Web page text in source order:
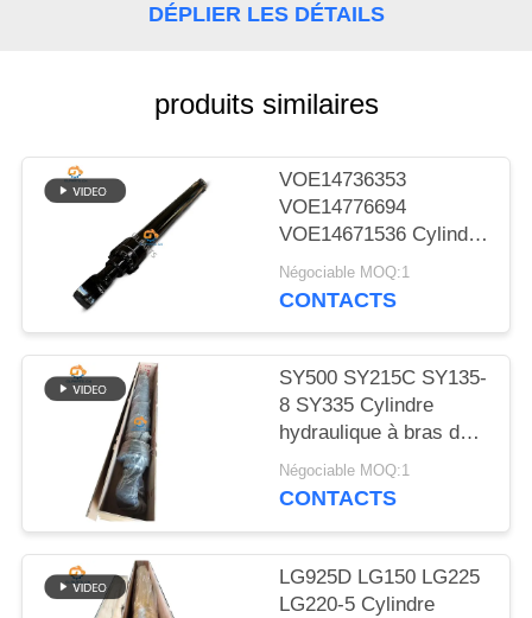
NOUVELLES
LES
AFFAIRES
PLAN
DU
SITE
POLITIQUE
CONFIDENTIALITÉ
DÉPLIER LES DÉTAILS
produits similaires
VOE14736353
VOE14776694
VOE14671536 Cylindre
hydraulique à bouchon
à bras pour EC480D
Négociable MOQ:1
CONTACTS
SY500 SY215C SY135-
8 SY335 Cylindre
hydraulique à bras de
soupape cylindre sur
excavatrice
Négociable MOQ:1
CONTACTS
LG925D LG150 LG225
LG220-5 Cylindre